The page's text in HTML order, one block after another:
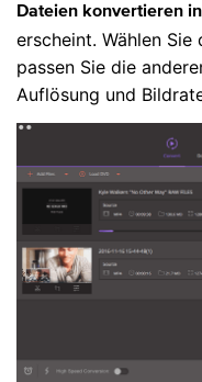
Dateien konvertieren in
erscheint. Wählen
passen Sie die
Auflösung und